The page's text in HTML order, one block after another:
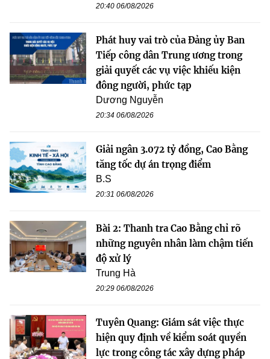
20:40 06/08/2026
Phát huy vai trò của Đảng ủy Ban
Tiếp công dân Trung ương trong
giải quyết các vụ việc khiếu kiện
đông người, phức tạp
Dương Nguyễn
20:34 06/08/2026
Giải ngân 3.072 tỷ đồng, Cao Bằng
tăng tốc dự án trọng điểm
B.S
20:31 06/08/2026
Bài 2: Thanh tra Cao Bằng chỉ rõ
những nguyên nhân làm chậm tiến
độ xử lý
Trung Hà
20:29 06/08/2026
Tuyên Quang: Giám sát việc thực
hiện quy định về kiểm soát quyền
lực trong công tác xây dựng pháp